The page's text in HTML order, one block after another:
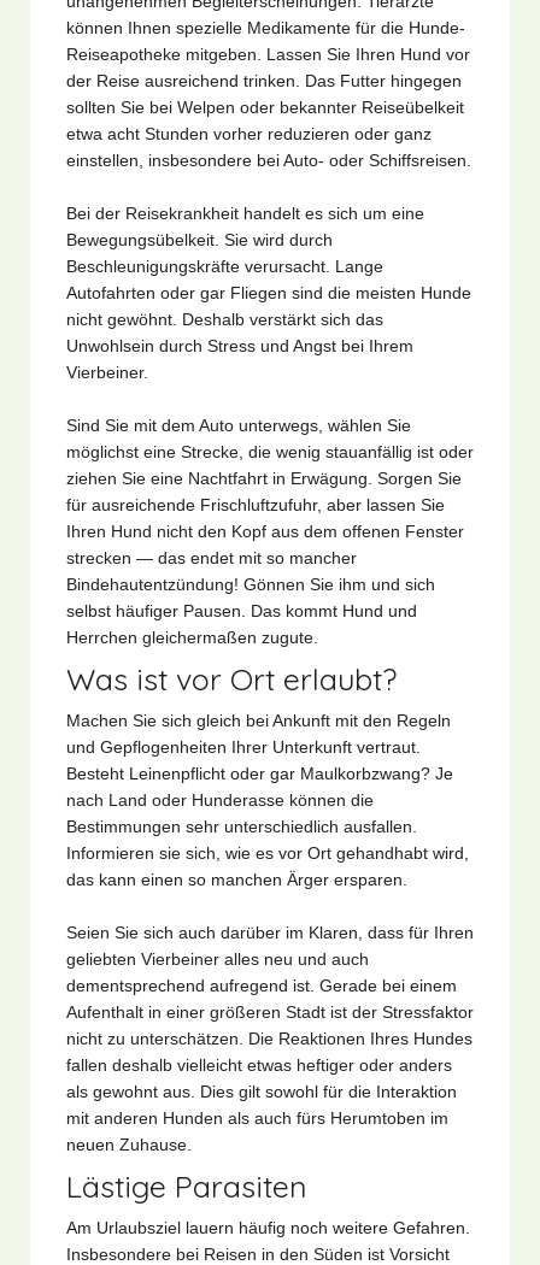
können Ihnen spezielle Medikamente für die Hunde-
Reiseapotheke mitgeben. Lassen Sie Ihren Hund vor
der Reise ausreichend trinken. Das Futter hingegen
sollten Sie bei Welpen oder bekannter Reiseübelkeit
etwa acht Stunden vorher reduzieren oder ganz
einstellen, insbesondere bei Auto- oder Schiffsreisen.
Bei der Reisekrankheit handelt es sich um eine
Bewegungsübelkeit. Sie wird durch
Beschleunigungskräfte verursacht. Lange
Autofahrten oder gar Fliegen sind die meisten Hunde
nicht gewöhnt. Deshalb verstärkt sich das
Unwohlsein durch Stress und Angst bei Ihrem
Vierbeiner.
Sind Sie mit dem Auto unterwegs, wählen Sie
möglichst eine Strecke, die wenig stauanfällig ist oder
ziehen Sie eine Nachtfahrt in Erwägung. Sorgen Sie
für ausreichende Frischluftzufuhr, aber lassen Sie
Ihren Hund nicht den Kopf aus dem offenen Fenster
strecken — das endet mit so mancher
Bindehautentzündung! Gönnen Sie ihm und sich
selbst häufiger Pausen. Das kommt Hund und
Herrchen gleichermaßen zugute.
Was ist vor Ort erlaubt?
Machen Sie sich gleich bei Ankunft mit den Regeln
und Gepflogenheiten Ihrer Unterkunft vertraut.
Besteht Leinenpflicht oder gar Maulkorbzwang? Je
nach Land oder Hunderasse können die
Bestimmungen sehr unterschiedlich ausfallen.
Informieren sie sich, wie es vor Ort gehandhabt wird,
das kann einen so manchen Ärger ersparen.
Seien Sie sich auch darüber im Klaren, dass für Ihren
geliebten Vierbeiner alles neu und auch
dementsprechend aufregend ist. Gerade bei einem
Aufenthalt in einer größeren Stadt ist der Stressfaktor
nicht zu unterschätzen. Die Reaktionen Ihres Hundes
fallen deshalb vielleicht etwas heftiger oder anders
als gewohnt aus. Dies gilt sowohl für die Interaktion
mit anderen Hunden als auch fürs Herumtoben im
neuen Zuhause.
Lästige Parasiten
Am Urlaubsziel lauern häufig noch weitere Gefahren.
Insbesondere bei Reisen in den Süden ist Vorsicht